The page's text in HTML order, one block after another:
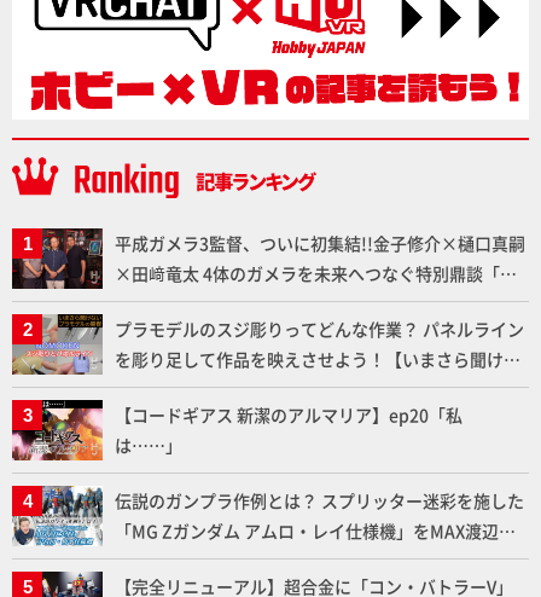
平成ガメラ3監督、ついに初集結!!金子修介×樋口真嗣
×田﨑竜太 4体のガメラを未来へつなぐ特別鼎談「ガ
メラ永久保存化プロジェクト FINAL」
プラモデルのスジ彫りってどんな作業？ パネルライン
を彫り足して作品を映えさせよう！【いまさら聞けな
いプラモデルの基礎：スジ彫りとパネルライン】
【コードギアス 新潔のアルマリア】ep20「私
は……」
伝説のガンプラ作例とは？ スプリッター迷彩を施した
「MG Zガンダム アムロ・レイ仕様機」をMAX渡辺が
ふたたび塗る!!【試し読み】
【完全リニューアル】超合金に「コン・バトラーV」